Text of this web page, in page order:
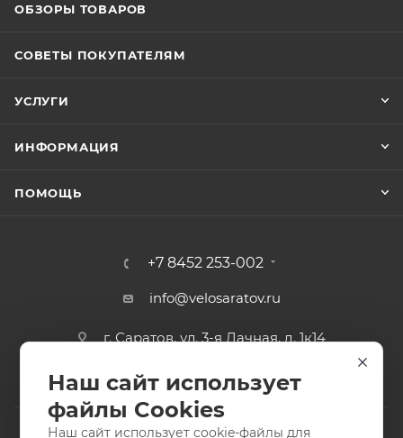
ОБЗОРЫ ТОВАРОВ
СОВЕТЫ ПОКУПАТЕЛЯМ
УСЛУГИ
ИНФОРМАЦИЯ
ПОМОЩЬ
+7 8452 253-002
info@velosaratov.ru
г. Саратов, ул. 3-я Дачная, д. 1к14
Наш сайт использует
файлы Cookies
Наш сайт использует cookie-файлы для